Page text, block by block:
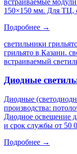
150×150 мм. Для ТЦ,
Подробнее →
светильники
грильято в Казани.
встраиваемый
Диодные
Диодные
производства:
Диодное освещение
и срок службы от 50
Подробнее →